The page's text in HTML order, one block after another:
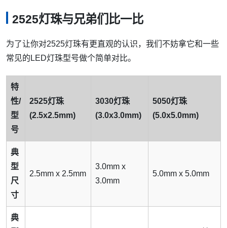
2525灯珠与兄弟们比一比
为了让你对2525灯珠有更直观的认识，我们不妨拿它和一些
常见的LED灯珠型号做个简单对比。
特
性/
型
号
2525灯珠
(2.5x2.5mm)
3030灯珠
(3.0x3.0mm)
5050灯珠
(5.0x5.0mm)
典
型
尺
寸
2.5mm x 2.5mm
3.0mm x
3.0mm
5.0mm x 5.0mm
典